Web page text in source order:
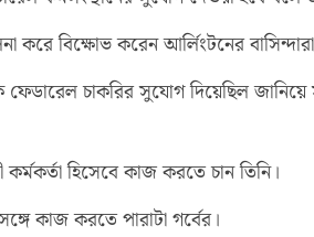
করে বিক্ষোভ করেন আর্লিংটনের
চাকরির সুযোগ দিয়েছিল জানিয়ে
হিসেবে কাজ করতে চান তিনি।
কাজ করতে পারাটা গর্বের।